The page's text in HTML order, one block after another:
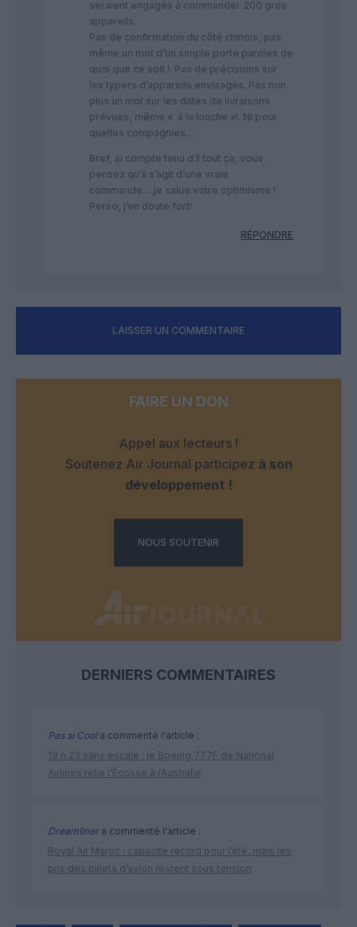
seraient engagés à commander 200 gros
appareils.
Pas de confirmation du côté chinois, pas
même un mot d’un simple porte paroles de
quoi que ce soit !. Pas de précisions sur
les typers d’appareils envisagés. Pas non
plus un mot sur les dates de livraisons
prévues, même « à la louche »!. Ni pour
quelles compagnies…
Bref, si compte tenu d3 tout ça, vous
pensez qu’il s’agit d’une vraie
commande….je salue votre optimisme !
Perso, j’en doute fort!
RÉPONDRE
LAISSER UN COMMENTAIRE
FAIRE UN DON
Appel aux lecteurs !
Soutenez Air Journal participez à son
développement !
NOUS SOUTENIR
DERNIERS COMMENTAIRES
Pas si Coola commenté l'article :
19 h 23 sans escale : le Boeing 777F de National
Airlines relie l’Écosse à l’Australie
Dreamlinera commenté l'article :
Royal Air Maroc : capacité record pour l’été, mais les
prix des billets d’avion restent sous tension